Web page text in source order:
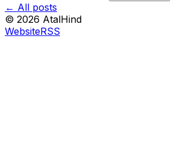
← All posts
© 2026 AtalHind
WebsiteRSS